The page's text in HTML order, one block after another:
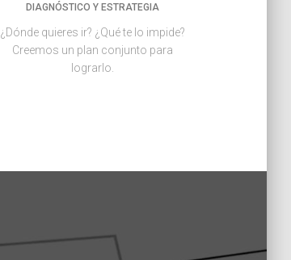
DIAGNÓSTICO Y ESTRATEGIA
¿Dónde quieres ir? ¿Qué te lo impide?
Creemos un plan conjunto para
lograrlo.